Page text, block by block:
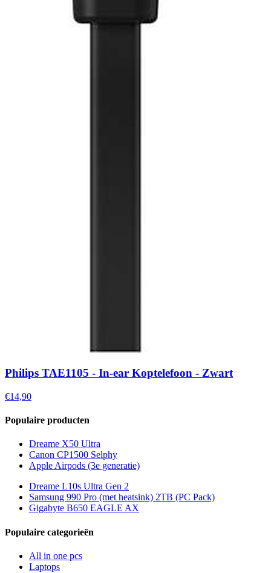
Philips TAE1105 - In-ear Koptelefoon - Zwart
€14,90
Populaire producten
Dreame X50 Ultra
Canon CP1500 Selphy
Apple Airpods (3e generatie)
Dreame L10s Ultra Gen 2
Samsung 990 Pro (met heatsink) 2TB (PC Pack)
Gigabyte B650 EAGLE AX
Populaire categorieën
All in one pcs
Laptops